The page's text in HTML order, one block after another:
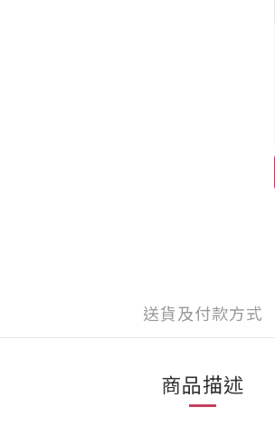
送貨及付款方式
商品描述